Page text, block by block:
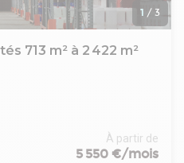
1 / 3
713 m² à 2 422 m²
Zone de Ravennes Les
à la vente ou à la location.
de 650 m² à 900 m² environ,
À partir de
5 550 €/mois